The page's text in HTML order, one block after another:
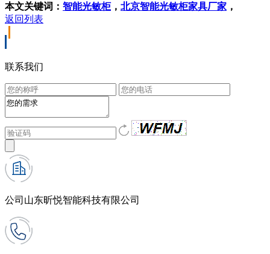
本文关键词： 智能光敏柜， 北京智能光敏柜家具厂家 ，
返回列表
联系我们
公司 山东昕悦智能科技有限公司